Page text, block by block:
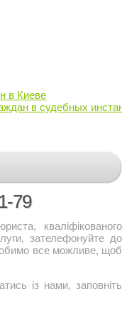
в Киеве
в судебных
79
кваліфікованого
зателефонуйте до
все можливе, щоб
із нами, заповніть